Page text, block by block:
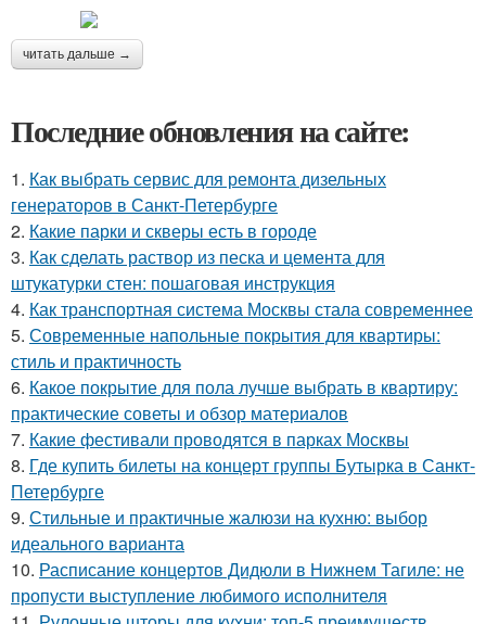
читать дальше →
Последние обновления на сайте:
1. Как выбрать сервис для ремонта дизельных
генераторов в Санкт-Петербурге
2. Какие парки и скверы есть в городе
3. Как сделать раствор из песка и цемента для
штукатурки стен: пошаговая инструкция
4. Как транспортная система Москвы стала современнее
5. Современные напольные покрытия для квартиры:
стиль и практичность
6. Какое покрытие для пола лучше выбрать в квартиру:
практические советы и обзор материалов
7. Какие фестивали проводятся в парках Москвы
8. Где купить билеты на концерт группы Бутырка в Санкт-
Петербурге
9. Стильные и практичные жалюзи на кухню: выбор
идеального варианта
10. Расписание концертов Дидюли в Нижнем Тагиле: не
пропусти выступление любимого исполнителя